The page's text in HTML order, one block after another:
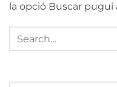
la opció Buscar pugui